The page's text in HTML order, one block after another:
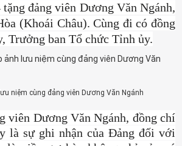
đảng viên Dương Văn Ngánh,
(Khoái Châu). Cùng đi có đồng
Trưởng ban Tổ chức Tỉnh ủy.
niệm cùng đảng viên Dương Văn Ngánh
viên Dương Văn Ngánh, đồng chí
là sự ghi nhận của Đảng đối với